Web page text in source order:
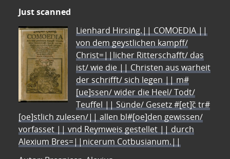
Just scanned
Lienhard Hirsing.|| COMOEDIA ||
von dem geystlichen kampff/
Christ=||licher Ritterschafft/ das
ist/ wie die || Christen aus warheit
der schrifft/ sich legen || m#
[ue]ssen/ wider die Heel/ Todt/
Teuffel || Sünde/ Gesetz #[et]c̃ tr#
[oe]stlich zulesen/|| allen bl#[oe]den gewissen/
vorfasset || vnd Reymweis gestellet || durch
Alexium Bres=||nicerum Cotbusianum.||